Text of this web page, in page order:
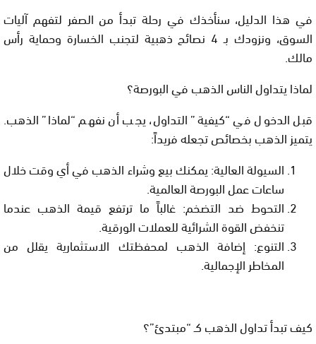
في هذا الدليل، سنأخذك في رحلة تبدأ من الصفر لتفهم آليات
السوق، ونزودك بـ 4 نصائح ذهبية
لتجنب الخسارة وحماية رأس
مالك.
لماذا يتداول الناس الذهب في البورصة؟
قبل الدخول في “كيفية” التداول، يجب أن نفهم “لماذا” الذهب.
يتميز الذهب بخصائص تجعله فريداً:
السيولة العالية:يمكنك بيع وشراء الذهب في أي وقت خلال
ساعات عمل البورصة العالمية.
التحوط ضد التضخم: غالباً ما ترتفع قيمة الذهب عندما
تنخفض القوة الشرائية للعملات الورقية.
التنوع: إضافة الذهب لمحفظتك الاستثمارية يقلل من
المخاطر الإجمالية.
كيف تبدأ تداول الذهب كـ “مبتدئ”؟